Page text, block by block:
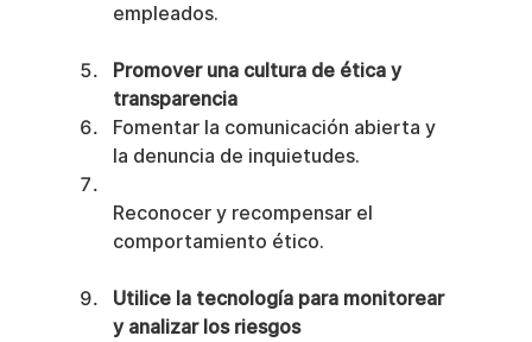
empleados.
Promover una cultura de ética y
transparencia
Fomentar la comunicación abierta y
la denuncia de inquietudes.
Reconocer y recompensar el
comportamiento ético.
Utilice la tecnología para monitorear
y analizar los riesgos